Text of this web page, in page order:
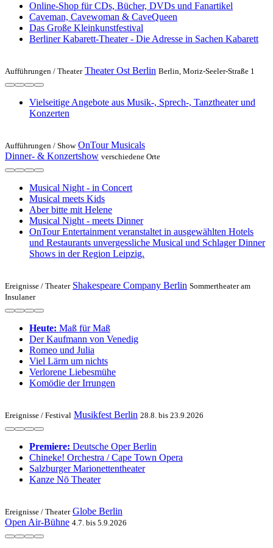
Online-Shop für CDs, Bücher, DVDs und Fanartikel
Caveman, Cavewoman & CaveQueen
Das Große Kleinkunstfestival
Berliner Kabarett-Theater - Die Adresse in Sachen Kabarett
Aufführungen / Theater Theater Ost Berlin Berlin, Moriz-Seeler-Straße 1
Vielseitige Angebote aus Musik-, Sprech-, Tanztheater und
Konzerten
Aufführungen / Show OnTour Musicals
Dinner- & Konzertshow verschiedene Orte
Musical Night - in Concert
Musical meets Kids
Aber bitte mit Helene
Musical Night - meets Dinner
OnTour Entertainment veranstaltet in ausgewählten Hotels
und Restaurants unvergessliche Musical und Schlager Dinner
Shows in der Region Leipzig.
Ereignisse / Theater Shakespeare Company Berlin Sommertheater am
Insulaner
Heute: Maß für Maß
Der Kaufmann von Venedig
Romeo und Julia
Viel Lärm um nichts
Verlorene Liebesmühe
Komödie der Irrungen
Ereignisse / Festival Musikfest Berlin 28.8. bis 23.9.2026
Premiere: Deutsche Oper Berlin
Chineke! Orchestra / Cape Town Opera
Salzburger Marionettentheater
Kanze Nō Theater
Ereignisse / Theater Globe Berlin
Open Air-Bühne 4.7. bis 5.9.2026